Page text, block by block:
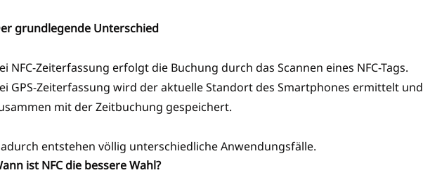
grundlegende Unterschied
NFC-Zeiterfassung erfolgt die Buchung durch das Scannen eines NFC-Tags.
GPS-Zeiterfassung wird der aktuelle Standort des Smartphones ermittelt und
mit der Zeitbuchung gespeichert.
entstehen völlig unterschiedliche Anwendungsfälle.
ist NFC die bessere Wahl?